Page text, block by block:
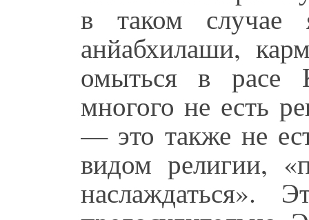
в таком случае
анйабхилаши,
омыться в расе
многого не есть
— это также не
видом религии,
наслаждаться».